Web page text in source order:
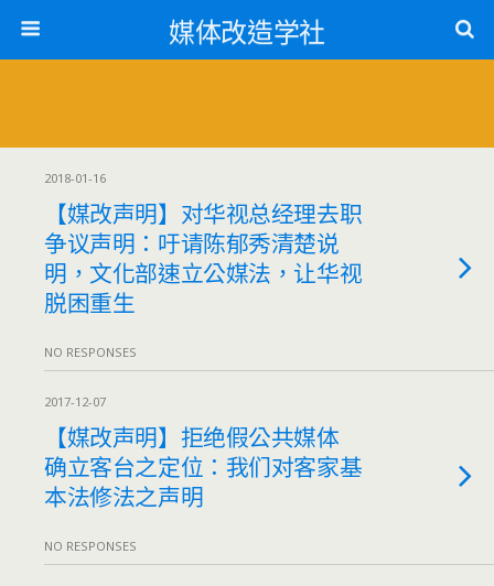
媒体改造学社
2018-01-16
【媒改声明】对华视总经理去职
争议声明：吁请陈郁秀清楚说
明，文化部速立公媒法，让华视
脱困重生
NO RESPONSES
2017-12-07
【媒改声明】拒绝假公共媒体
确立客台之定位：我们对客家基
本法修法之声明
NO RESPONSES